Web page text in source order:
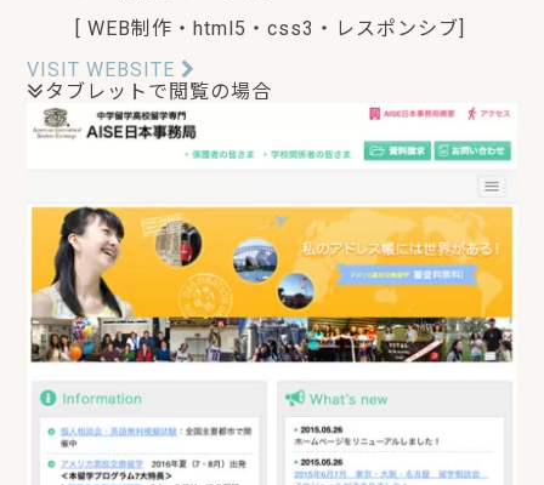
[ WEB制作・html5・css3・レスポンシブ]
VISIT WEBSITE
タブレットで閲覧の場合